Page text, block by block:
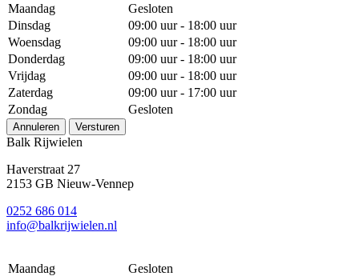
Maandag
Gesloten
Dinsdag
09:00 uur - 18:00 uur
Woensdag
09:00 uur - 18:00 uur
Donderdag
09:00 uur - 18:00 uur
Vrijdag
09:00 uur - 18:00 uur
Zaterdag
09:00 uur - 17:00 uur
Zondag
Gesloten
Annuleren Versturen
Balk Rijwielen
Haverstraat 27
2153 GB Nieuw-Vennep
0252 686 014
info@balkrijwielen.nl
Maandag
Gesloten